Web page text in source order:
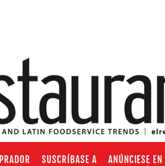
SUSCRÍBASE A ANÚNCIESE EN